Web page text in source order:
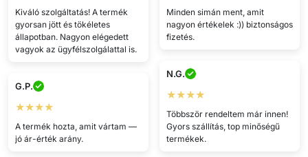
Kiváló szolgáltatás! A termék
gyorsan jött és tökéletes
állapotban. Nagyon elégedett
vagyok az ügyfélszolgálattal is.
Minden simán ment, amit
nagyon értékelek :)) biztonságos
fizetés.
N.G.
★★★★
Többször rendeltem már innen!
Gyors szállítás, top minőségű
termékek.
G.P.
★★★★
A termék hozta, amit vártam —
jó ár-érték arány.